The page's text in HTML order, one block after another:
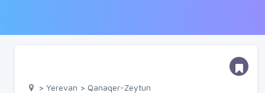
> Yerevan > Qanaqer-Zeytun